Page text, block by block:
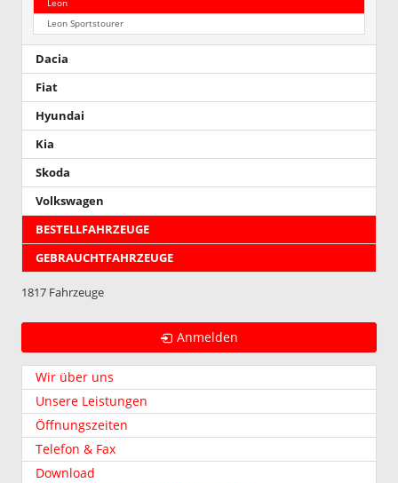
Leon
Leon Sportstourer
Dacia
Fiat
Hyundai
Kia
Skoda
Volkswagen
BESTELLFAHRZEUGE
GEBRAUCHTFAHRZEUGE
1817 Fahrzeuge
Anmelden
Wir über uns
Unsere Leistungen
Öffnungszeiten
Telefon & Fax
Download